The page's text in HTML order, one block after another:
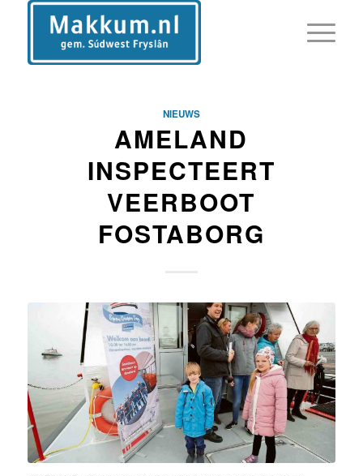
NIEUWS
AMELAND
INSPECTEERT
VEERBOOT
FOSTABORG